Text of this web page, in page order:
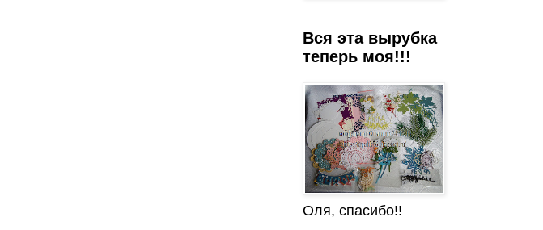
Вся эта вырубка
теперь моя!!!
Оля, спасибо!!